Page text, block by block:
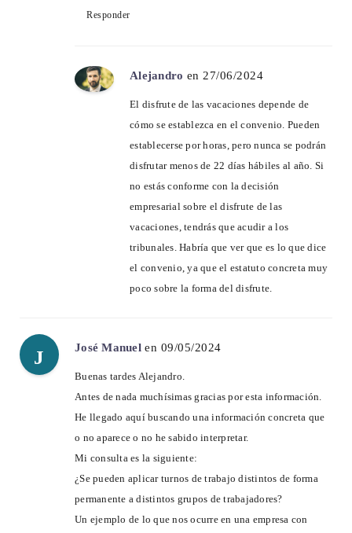
Responder
Alejandro en 27/06/2024
El disfrute de las vacaciones depende de
cómo se establezca en el convenio. Pueden
establecerse por horas, pero nunca se podrán
disfrutar menos de 22 días hábiles al año. Si
no estás conforme con la decisión
empresarial sobre el disfrute de las
vacaciones, tendrás que acudir a los
tribunales. Habría que ver que es lo que dice
el convenio, ya que el estatuto concreta muy
poco sobre la forma del disfrute.
J José Manuel en 09/05/2024
Buenas tardes Alejandro.
Antes de nada muchísimas gracias por esta información.
He llegado aquí buscando una información concreta que
o no aparece o no he sabido interpretar.
Mi consulta es la siguiente:
¿Se pueden aplicar turnos de trabajo distintos de forma
permanente a distintos grupos de trabajadores?
Un ejemplo de lo que nos ocurre en una empresa con